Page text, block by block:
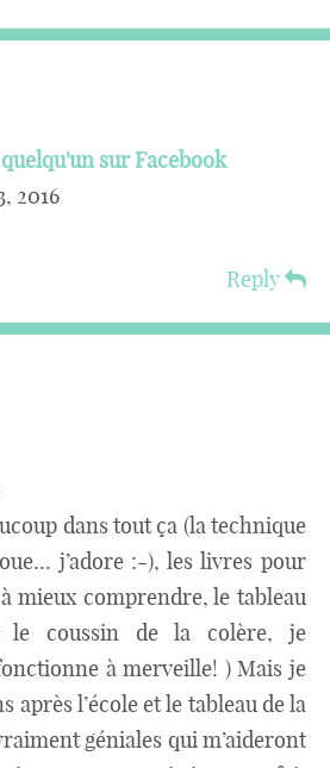
sur Facebook
2016
Reply
dans tout ça (la technique
j’adore :-), les livres pour
mieux comprendre, le tableau
le coussin de la colère, je
à merveille! ) Mais je
après l’école et le tableau de la
géniales qui m’aideront